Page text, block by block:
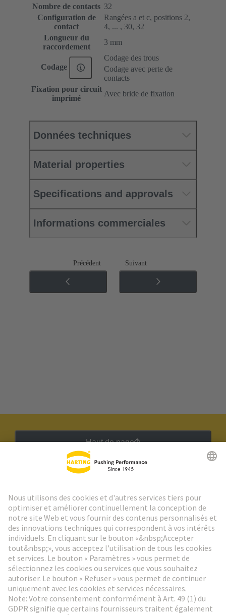
Nombre de contacts 32
Configuration de
contact
Rangées a et c, positions 2,
4, ... , 30, 32
Longueur du
raccordement
3 mm
Codage
Codage des trous
Codage avec perte de
contacts
Fixation pour circuit
imprimé
Avec bride de fixation
Données techniques
Material properties
Specifications and approvals
Informations commerciales
Précédent Suivant
Haut de page
Aller à l'inscription
Social Media